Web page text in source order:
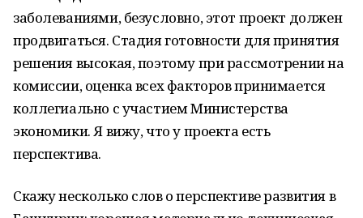
заболеваниями, безусловно, этот проект должен
продвигаться. Стадия готовности для принятия
решения высокая, поэтому при рассмотрении на
комиссии, оценка всех факторов принимается
коллегиально с участием Министерства
экономики. Я вижу, что у проекта есть
перспектива.
Скажу несколько слов о перспективе развития в